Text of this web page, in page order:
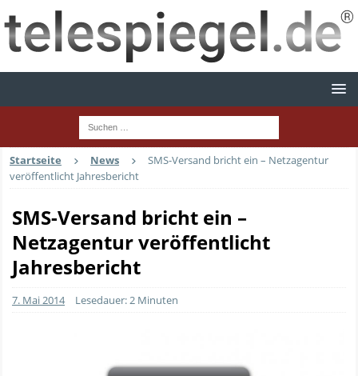
Startseite News
SMS-Versand bricht ein – Netzagentur
veröffentlicht Jahresbericht
SMS-Versand bricht ein –
Netzagentur veröffentlicht
Jahresbericht
7. Mai 2014 Lesedauer: 2 Minuten